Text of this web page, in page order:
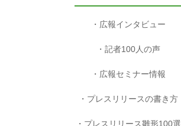
広報インタビュー
記者100人の声
広報セミナー情報
プレスリリースの書き方
プレスリリース雛形100選